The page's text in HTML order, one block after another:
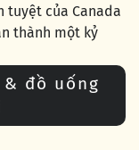
tuyệt của Canada
thành một kỷ
đồ uống